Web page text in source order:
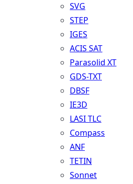
SVG
STEP
IGES
ACIS SAT
Parasolid XT
GDS-TXT
DBSF
IE3D
LASI TLC
Compass
ANF
TETIN
Sonnet